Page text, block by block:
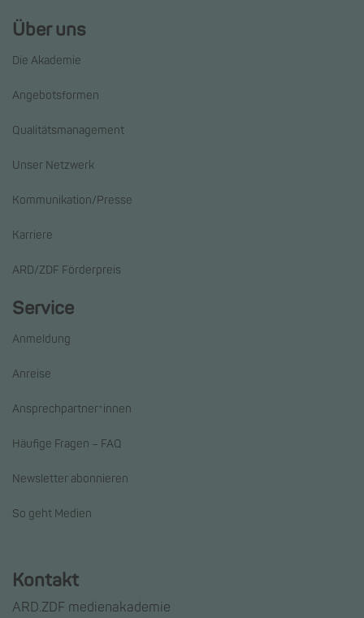
Über uns
Die Akademie
Angebotsformen
Qualitätsmanagement
Unser Netzwerk
Kommunikation/Presse
Karriere
ARD/ZDF Förderpreis
Service
Anmeldung
Anreise
Ansprechpartner*innen
Häufige Fragen – FAQ
Newsletter abonnieren
So geht Medien
Kontakt
ARD.ZDF medienakademie